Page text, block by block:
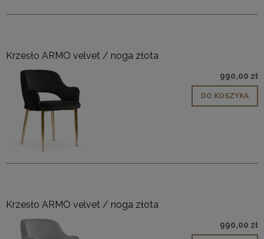
Krzesło ARMO velvet / noga złota
990,00 zł
DO KOSZYKA
Krzesło ARMO velvet / noga złota
990,00 zł